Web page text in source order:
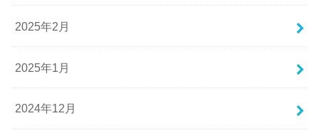
2025年2月
2025年1月
2024年12月